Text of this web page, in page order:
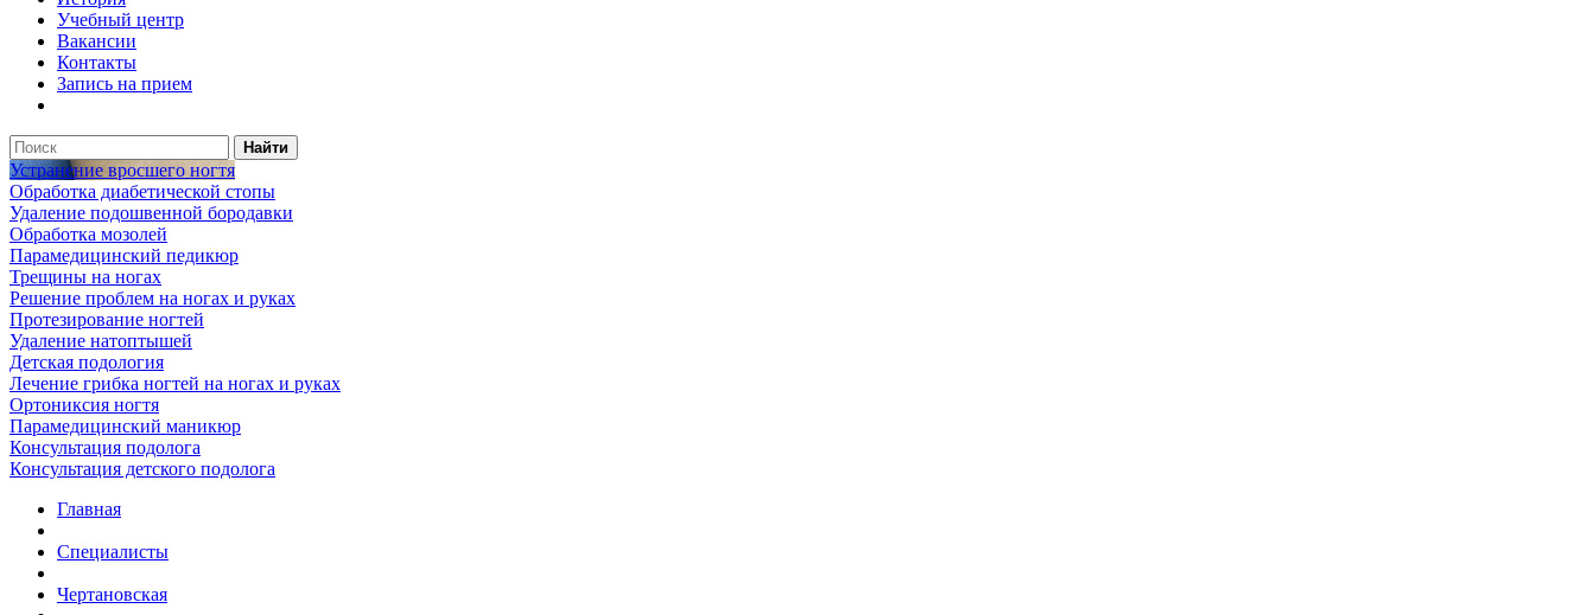
Учебный центр
Вакансии
Контакты
Запись на прием
Найти
Устранение вросшего ногтя
Обработка диабетической стопы
Удаление подошвенной бородавки
Обработка мозолей
Парамедицинский педикюр
Трещины на ногах
Решение проблем на ногах и руках
Протезирование ногтей
Удаление натоптышей
Детская подология
Лечение грибка ногтей на ногах и руках
Ортониксия ногтя
Парамедицинский маникюр
Консультация подолога
Консультация детского подолога
Главная
Специалисты
Чертановская